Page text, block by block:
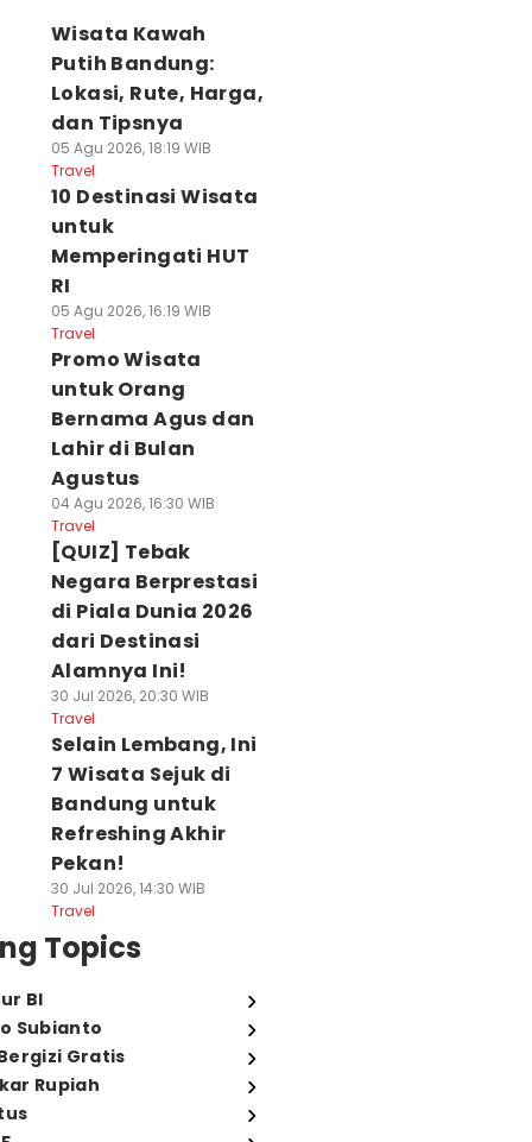
Wisata Kawah
Putih Bandung:
Lokasi, Rute, Harga,
dan Tipsnya
05 Agu 2026, 18:19 WIB
Travel
10 Destinasi Wisata
untuk
Memperingati HUT
RI
05 Agu 2026, 16:19 WIB
Travel
Promo Wisata
untuk Orang
Bernama Agus dan
Lahir di Bulan
Agustus
04 Agu 2026, 16:30 WIB
Travel
[QUIZ] Tebak
Negara Berprestasi
di Piala Dunia 2026
dari Destinasi
Alamnya Ini!
30 Jul 2026, 20:30 WIB
Travel
Selain Lembang, Ini
7 Wisata Sejuk di
Bandung untuk
Refreshing Akhir
Pekan!
30 Jul 2026, 14:30 WIB
Travel
Topics
BI
Subianto
Gratis
Rupiah